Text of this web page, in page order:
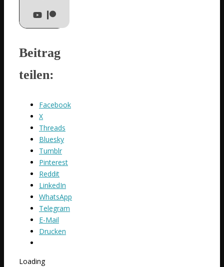
Beitrag
teilen:
Facebook
X
Threads
Bluesky
Tumblr
Pinterest
Reddit
LinkedIn
WhatsApp
Telegram
E-Mail
Drucken
Loading